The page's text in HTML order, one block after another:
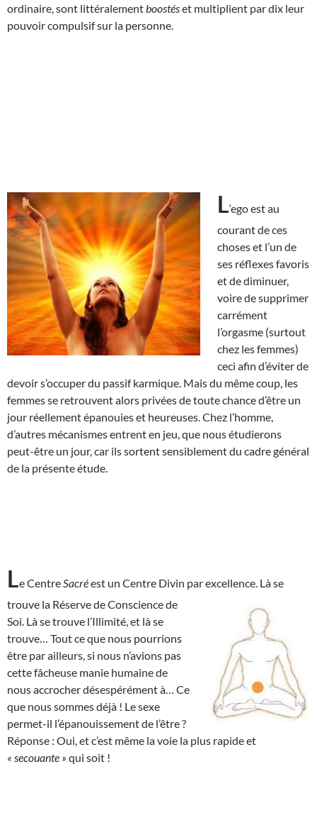
ordinaire, sont littéralement boostéset multiplient par dix leur
pouvoir compulsif sur la personne.
L‘ego est au
courant de ces
choses et l’un de
ses réflexes favoris
et de diminuer,
voire de supprimer
carrément
l’orgasme (surtout
chez les femmes)
ceci afin d’éviter de
devoir s’occuper du passif karmique. Mais du même coup, les
femmes se retrouvent alors privées de toute chance d’être un
jour réellement épanouies et heureuses. Chez l’homme,
d’autres mécanismes entrent en jeu, que nous étudierons
peut-être un jour, car ils sortent sensiblement du cadre général
de la présente étude.
Le Centre Sacréest un Centre Divin par excellence. Là se
trouve la Réserve deConscience de
Soi. Là se trouve l’Illimité, et là se
trouve… Tout ce que nous pourrions
être par ailleurs, si nous n’avions pas
cette fâcheuse manie humaine de
nous accrocher désespérément à… Ce
que nous sommes déjà ! Le sexe
permet-il l’épanouissement de l’être ?
Réponse : Oui, et c’est même la voie la plus rapide et
« secouante » qui soit !